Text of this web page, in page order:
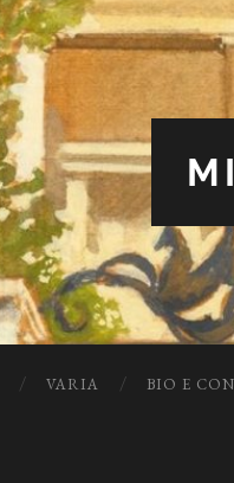
VARIA BIO E